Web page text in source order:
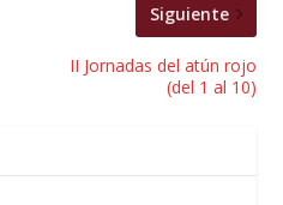
Siguiente
II Jornadas del atún rojo
(del 1 al 10)